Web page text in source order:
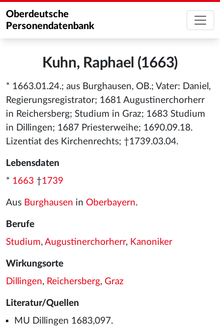
Oberdeutsche
Personendatenbank
Kuhn, Raphael (1663)
* 1663.01.24.; aus Burghausen, OB.; Vater: Daniel,
Regierungsregistrator; 1681 Augustinerchorherr
in Reichersberg; Studium in Graz; 1683 Studium
in Dillingen; 1687 Priesterweihe; 1690.09.18.
Lizentiat des Kirchenrechts; †1739.03.04.
Lebensdaten
* 1663 †1739
Aus Burghausen in Oberbayern.
Berufe
Studium, Augustinerchorherr, Kanoniker
Wirkungsorte
Dillingen, Reichersberg, Graz
Literatur/Quellen
MU Dillingen 1683,097.